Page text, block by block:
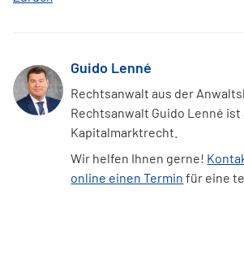
Guido Lenné
Rechtsanwalt aus der
Rechtsanwalt Guido Lenné
Kapitalmarktrecht.
Wir helfen Ihnen gerne!
online einen Termin für eine